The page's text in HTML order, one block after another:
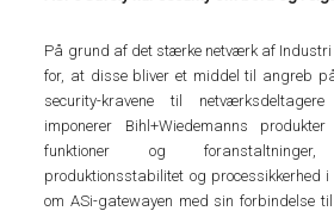
På grund af det stærke netværk af Industri
for, at disse bliver et middel til angreb
security-kravene til
imponerer Bihl+Wiedemanns
funktioner og
produktionsstabilitet og processikkerhed
om ASi-gatewayen med sin forbindelse